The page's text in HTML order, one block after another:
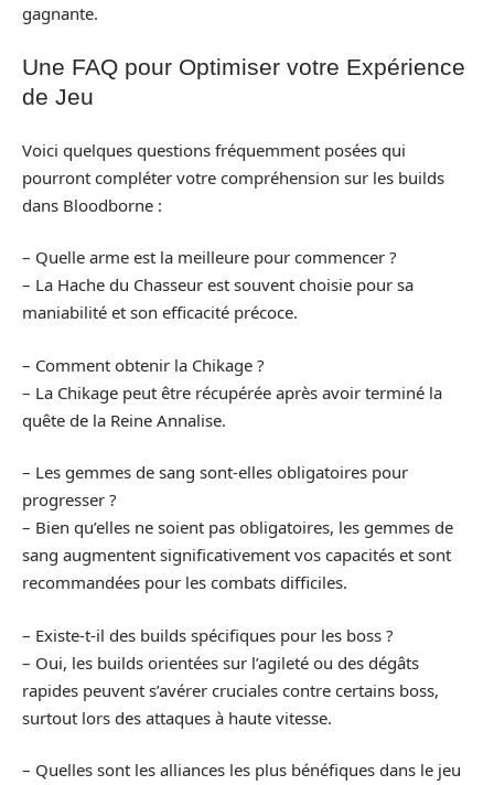
gagnante.
Une FAQ pour Optimiser votre Expérience
de Jeu
Voici quelques questions fréquemment posées qui
pourront compléter votre compréhension sur les builds
dans Bloodborne :
– Quelle arme est la meilleure pour commencer ?
– La Hache du Chasseur est souvent choisie pour sa
maniabilité et son efficacité précoce.
– Comment obtenir la Chikage ?
– La Chikage peut être récupérée après avoir terminé la
quête de la Reine Annalise.
– Les gemmes de sang sont-elles obligatoires pour
progresser ?
– Bien qu’elles ne soient pas obligatoires, les gemmes de
sang augmentent significativement vos capacités et sont
recommandées pour les combats difficiles.
– Existe-t-il des builds spécifiques pour les boss ?
– Oui, les builds orientées sur l’agileté ou des dégâts
rapides peuvent s’avérer cruciales contre certains boss,
surtout lors des attaques à haute vitesse.
– Quelles sont les alliances les plus bénéfiques dans le jeu